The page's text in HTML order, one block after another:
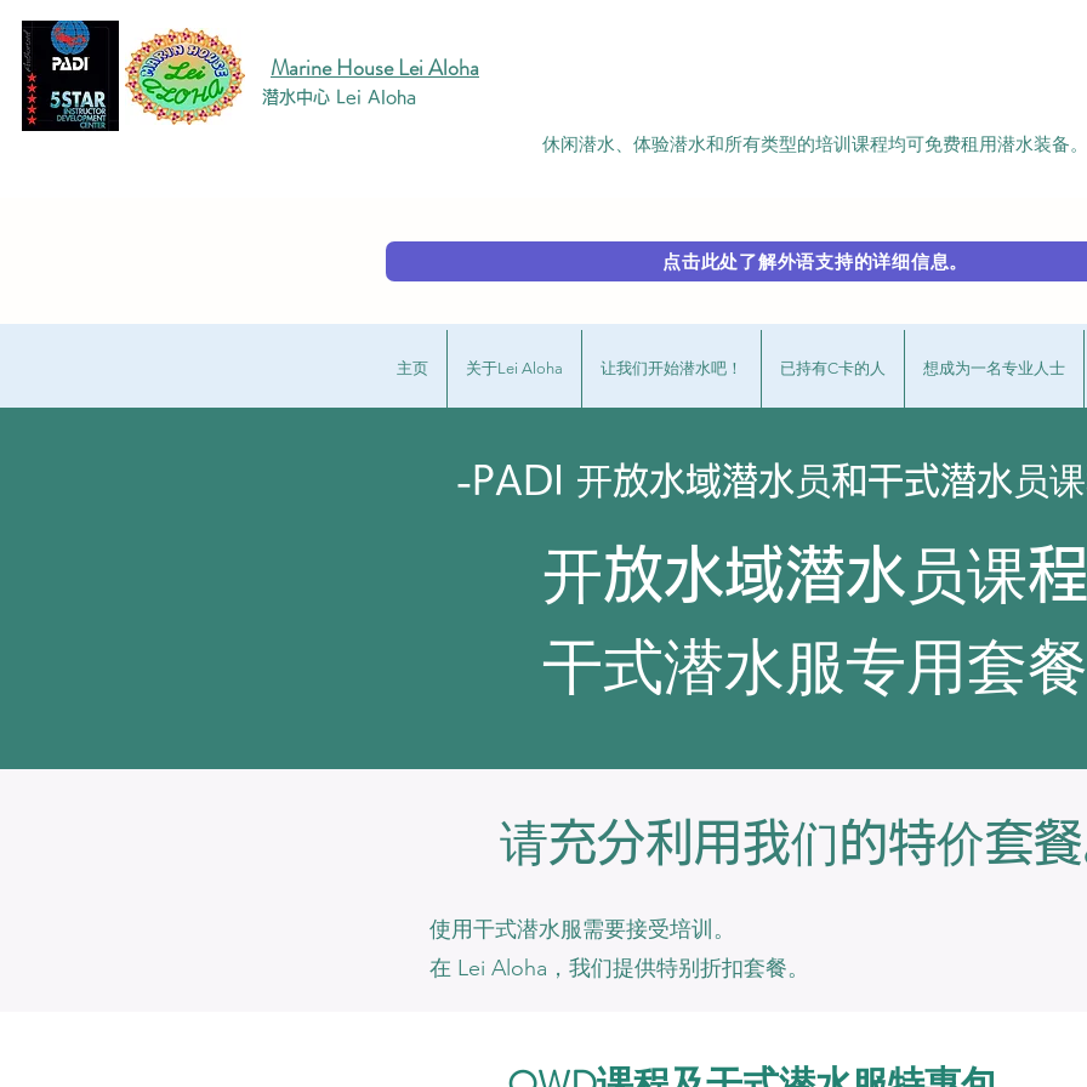
Marine House Lei Aloha
潜水中心 Lei Aloha
休闲潜水、体验潜水和所有类型的培训课程均可免费租用潜水装备。
点击此处了解外语支持的详细信息。
主页 关于Lei Aloha 让我们开始潜水吧！ 已持有C卡的人 想成为一名专业人士
-PADI 开放水域潜水员和干式潜水员
开放水域潜水员课程
干式潜水服专用套餐
请充分利用我们的特价套餐
使用干式潜水服需要接受培训。
在 Lei Aloha，我们提供特别折扣套餐。